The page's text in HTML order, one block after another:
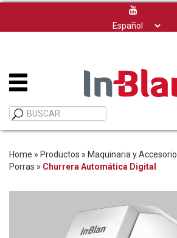
Elegir
Home » Productos » Maquinaria y
Porras » Churrera Automática Digital